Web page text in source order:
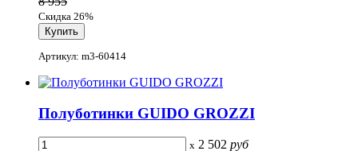
Скидка 26%
Артикул: m3-60414
Полуботинки GUIDO GROZZI
x 2 502 руб